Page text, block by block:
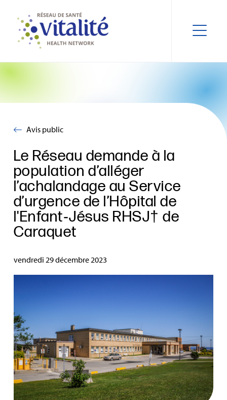
Avis public
Le Réseau demande à la
population d’alléger
l’achalandage au Service
d’urgence de l’Hôpital de
l'Enfant‑Jésus RHSJ† de
Caraquet
vendredi 29 décembre 2023